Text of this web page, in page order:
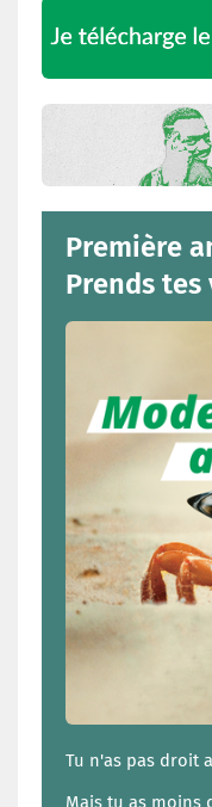
Première
Prends tes
Tu n'as pas droit
Mais tu as moins